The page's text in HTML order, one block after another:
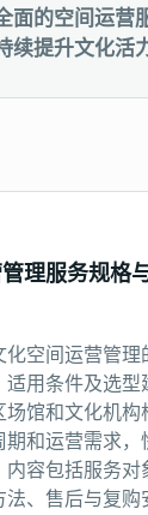
的空间运
提升文化活
理服务规格
化空间运营管理
适用条件及选型
场馆和文化机构
期和运营需求，
内容包括服务对
法、售后与复购